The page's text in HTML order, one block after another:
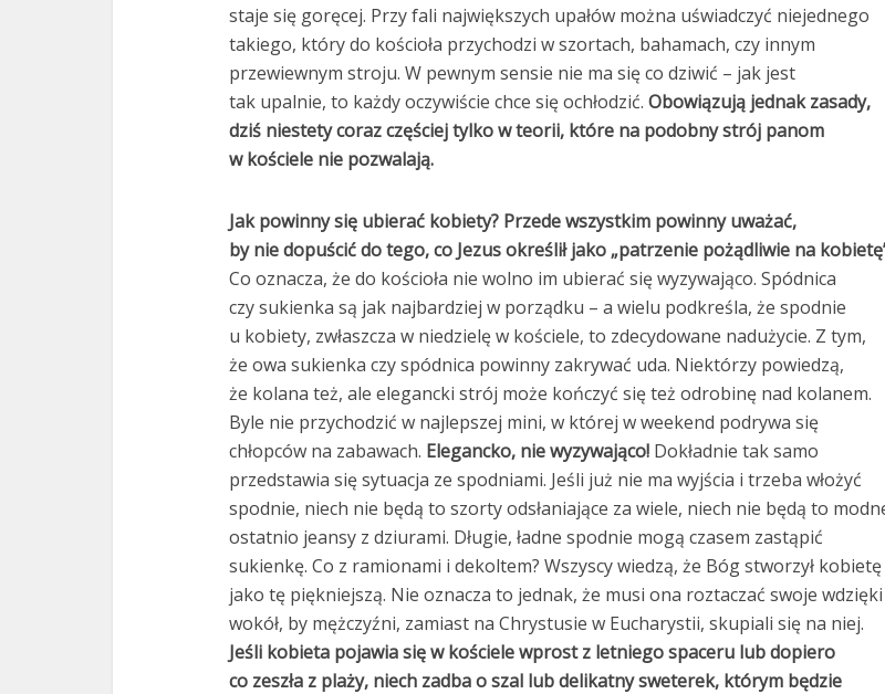
staje się goręcej. Przy fali największych upałów można uświadczyć niejednego
takiego, który do kościoła przychodzi w szortach, bahamach, czy innym
przewiewnym stroju. W pewnym sensie nie ma się co dziwić – jak jest
tak upalnie, to każdy oczywiście chce się ochłodzić. Obowiązują jednak zasady,
dziś niestety coraz częściej tylko w teorii, które na podobny strój panom
w kościele nie pozwalają.
Jak powinny się ubierać kobiety? Przede wszystkim powinny uważać,
by nie dopuścić do tego, co Jezus określił jako „patrzenie pożądliwie na
Co oznacza, że do kościoła nie wolno im ubierać się wyzywająco. Spódnica
czy sukienka są jak najbardziej w porządku – a wielu podkreśla, że spodnie
u kobiety, zwłaszcza w niedzielę w kościele, to zdecydowane nadużycie. Z tym,
że owa sukienka czy spódnica powinny zakrywać uda. Niektórzy powiedzą,
że kolana też, ale elegancki strój może kończyć się też odrobinę nad kolanem.
Byle nie przychodzić w najlepszej mini, w której w weekend podrywa się
chłopców na zabawach. Elegancko, nie wyzywająco! Dokładnie tak samo
przedstawia się sytuacja ze spodniami. Jeśli już nie ma wyjścia i trzeba włożyć
spodnie, niech nie będą to szorty odsłaniające za wiele, niech nie będą to
ostatnio jeansy z dziurami. Długie, ładne spodnie mogą czasem zastąpić
sukienkę. Co z ramionami i dekoltem? Wszyscy wiedzą, że Bóg stworzył kobietę
jako tę piękniejszą. Nie oznacza to jednak, że musi ona roztaczać swoje wdzięki
wokół, by mężczyźni, zamiast na Chrystusie w Eucharystii, skupiali się na niej.
Jeśli kobieta pojawia się w kościele wprost z letniego spaceru lub dopiero
co zeszła z plaży, niech zadba o szal lub delikatny sweterek, którym będzie